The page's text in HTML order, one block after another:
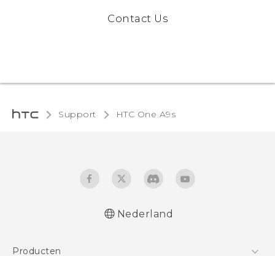
Contact Us
Support HTC One A9s‎
Nederlands - Gebruikershandleiding
Nederland
Producten